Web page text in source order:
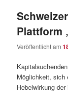
Plattform
Veröffentlicht am
Möglichkeit, sich
Hebelwirkung